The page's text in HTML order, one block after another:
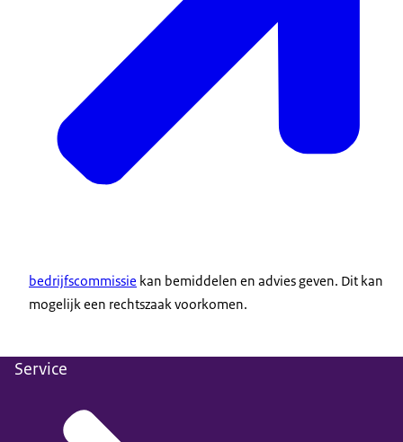
bedrijfscommissie kan bemiddelen en advies geven. Dit kan
mogelijk een rechtszaak voorkomen.
Service